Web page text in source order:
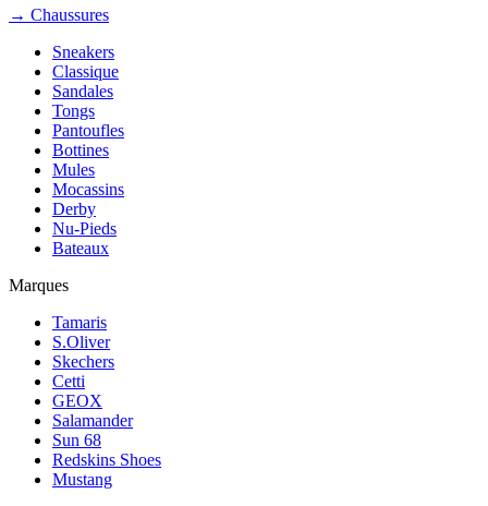
→ Chaussures
Sneakers
Classique
Sandales
Tongs
Pantoufles
Bottines
Mules
Mocassins
Derby
Nu-Pieds
Bateaux
Marques
Tamaris
S.Oliver
Skechers
Cetti
GEOX
Salamander
Sun 68
Redskins Shoes
Mustang